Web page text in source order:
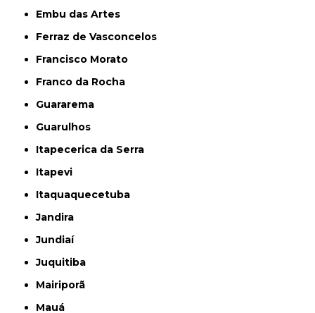
Embu das Artes
Ferraz de Vasconcelos
Francisco Morato
Franco da Rocha
Guararema
Guarulhos
Itapecerica da Serra
Itapevi
Itaquaquecetuba
Jandira
Jundiaí
Juquitiba
Mairiporã
Mauá